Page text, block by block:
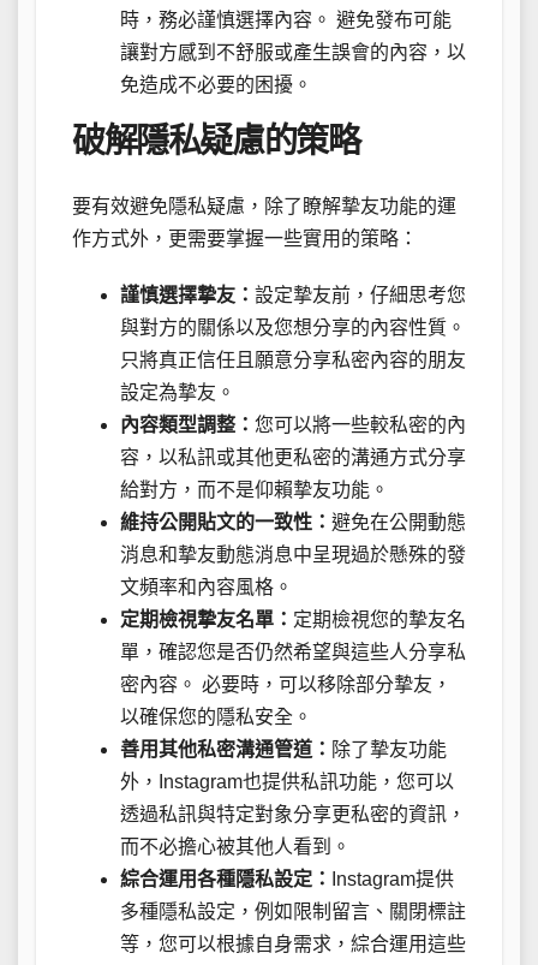
時，務必謹慎選擇內容。 避免發布可能
讓對方感到不舒服或產生誤會的內容，以
免造成不必要的困擾。
破解隱私疑慮的策略
要有效避免隱私疑慮，除了瞭解摯友功能的運
作方式外，更需要掌握一些實用的策略：
謹慎選擇摯友： 設定摯友前，仔細思考您
與對方的關係以及您想分享的內容性質。
只將真正信任且願意分享私密內容的朋友
設定為摯友。
內容類型調整： 您可以將一些較私密的內
容，以私訊或其他更私密的溝通方式分享
給對方，而不是仰賴摯友功能。
維持公開貼文的一致性： 避免在公開動態
消息和摯友動態消息中呈現過於懸殊的發
文頻率和內容風格。
定期檢視摯友名單： 定期檢視您的摯友名
單，確認您是否仍然希望與這些人分享私
密內容。 必要時，可以移除部分摯友，
以確保您的隱私安全。
善用其他私密溝通管道： 除了摯友功能
外，Instagram也提供私訊功能，您可以
透過私訊與特定對象分享更私密的資訊，
而不必擔心被其他人看到。
綜合運用各種隱私設定：
Instagram提供
多種隱私設定，例如限制留言、關閉標註
等，您可以根據自身需求，綜合運用這些